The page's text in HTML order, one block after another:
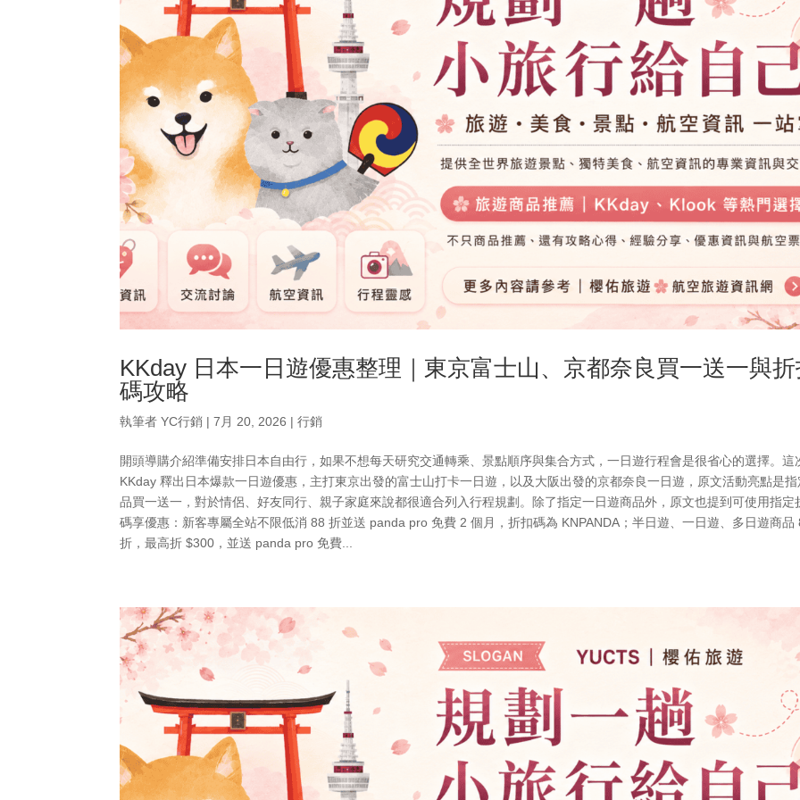
KKday 日本一日遊優惠整理｜東京富士山、京都奈良買一送一與
碼攻略
執筆者YC行銷 |7月 20, 2026 |行銷
開頭導購介紹準備安排日本自由行，如果不想每天研究交通轉乘、景點順序與集合方式，一日遊行程會是很省心的選擇。這
KKday 釋出日本爆款一日遊優惠，主打東京出發的富士山打卡一日遊，以及大阪出發的京都奈良一日遊，原文活動亮點是
品買一送一，對於情侶、好友同行、親子家庭來說都很適合列入行程規劃。除了指定一日遊商品外，原文也提到可使用指定
碼享優惠：新客專屬全站不限低消 88 折並送 panda pro 免費 2 個月，折扣碼為 KNPANDA；半日遊、一日遊、多日遊商品
折，最高折 $300，並送 panda pro 免費...